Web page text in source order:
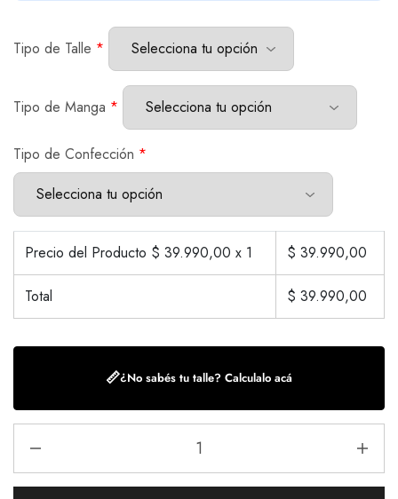
Tipo de Talle *
Tipo de Manga *
Tipo de Confección *
Precio del Producto $ 39.990,00 x 1 $ 39.990,00
Total $ 39.990,00
📏¿No sabés tu talle? Calculalo acá